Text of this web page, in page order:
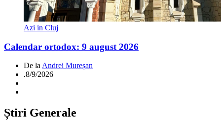
Azi in Cluj
Calendar ortodox: 9 august 2026
De la Andrei Mureșan
.8/9/2026
Știri Generale